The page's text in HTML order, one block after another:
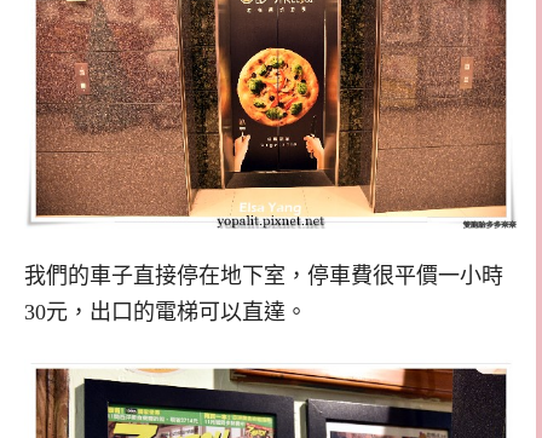
我們的車子直接停在地下室，停車費很平價一小時
30元，出口的電梯可以直達。